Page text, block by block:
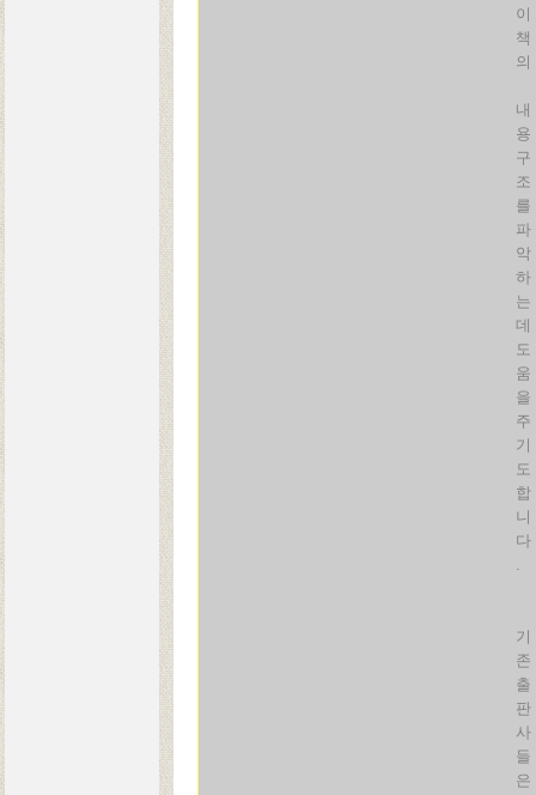
이
책
의
내
용
구
조
를
파
악
하
는
데
도
움
을
주
기
도
합
니
다
.
기
존
출
판
사
들
은